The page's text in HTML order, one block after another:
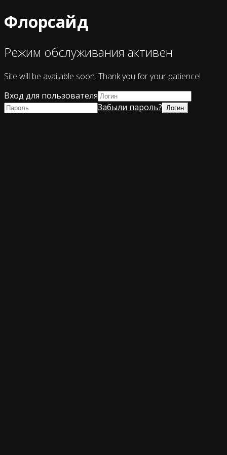
Флорсайд
Режим обслуживания активен
Site will be available soon. Thank you for your patience!
Вход для пользователя
Забыли пароль?